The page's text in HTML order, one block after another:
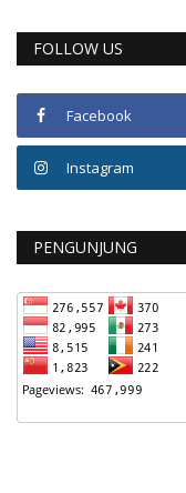
FOLLOW US
Facebook
Instagram
PENGUNJUNG